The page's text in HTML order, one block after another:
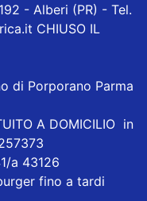
- Alberi (PR) - Tel.
CHIUSO IL
di Porporano Parma
A DOMICILIO in
a 43126
fino a tardi